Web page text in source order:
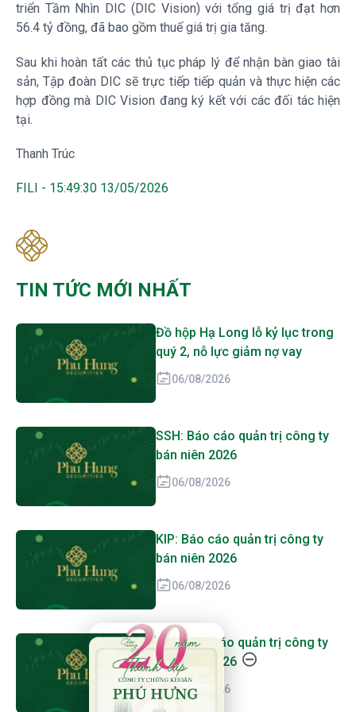
triển Tầm Nhìn DIC ( DICVision) với tổng giá trị đạt hơn
56.4 tỷ đồng, đã bao gồm thuế giá trị gia tăng.
Sau khi hoàn tất các thủ tục pháp lý để nhận bàn giao tài
sản, Tập đoàn DIC sẽ trực tiếp tiếp quản và thực hiện các
hợp đồng mà DICVision đang ký kết với các đối tác hiện
tại.
Thanh Trúc
FILI - 15:49:30 13/05/2026
TIN TỨC MỚI NHẤT
Đồ hộp Hạ Long lỗ kỷ lục trong
quý 2, nỗ lực giảm nợ vay
06/08/2026
SSH: Báo cáo quản trị công ty
bán niên 2026
06/08/2026
KIP: Báo cáo quản trị công ty
bán niên 2026
06/08/2026
TRV: Báo cáo quản trị công ty
bán niên 2026
06/08/2026
20 Năm Thành Lập - Công Ty Chứng Khoán Phú